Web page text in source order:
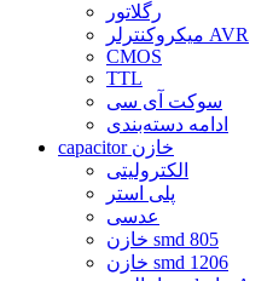
رگلاتور
میکروکنترلر AVR
CMOS
TTL
سوکت آی سی
ادامه دسته‌بندی
capacitor خازن
الکترولیتی
پلی استر
عدسی
خازن smd 805
خازن smd 1206